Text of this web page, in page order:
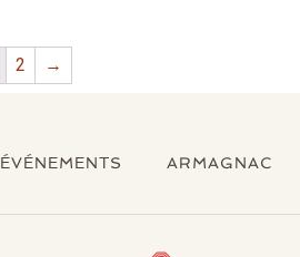
2 →
ÉVÉNEMENTS ARMAGNAC